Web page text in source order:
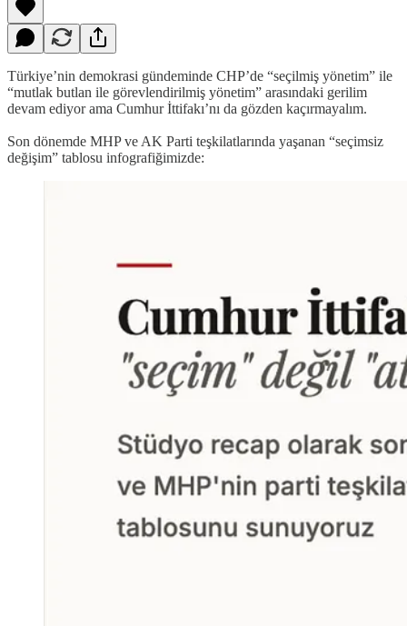
Türkiye’nin demokrasi gündeminde CHP’de “seçilmiş yönetim” ile
“mutlak butlan ile görevlendirilmiş yönetim” arasındaki gerilim
devam ediyor ama Cumhur İttifakı’nı da gözden kaçırmayalım.
Son dönemde MHP ve AK Parti teşkilatlarında yaşanan “seçimsiz
değişim” tablosu infografiğimizde: